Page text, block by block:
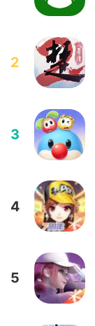
2
3
4
5